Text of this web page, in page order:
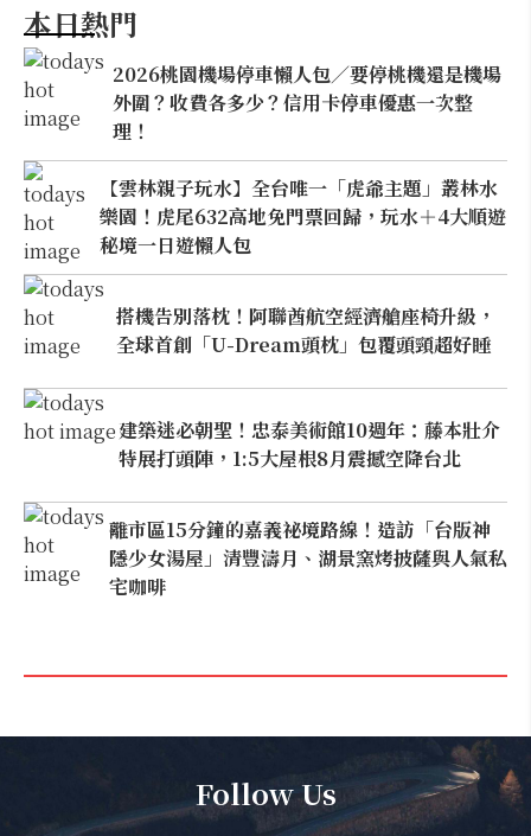
本日熱門
2026桃園機場停車懶人包／要停桃機還是機場
外圍？收費各多少？信用卡停車優惠一次整
理！
【雲林親子玩水】全台唯一「虎爺主題」叢林水
樂園！虎尾632高地免門票回歸，玩水＋4大順遊
秘境一日遊懶人包
搭機告別落枕！阿聯酋航空經濟艙座椅升級，
全球首創「U-Dream頭枕」包覆頭頸超好睡
建築迷必朝聖！忠泰美術館10週年：藤本壯介
特展打頭陣，1:5大屋根8月震撼空降台北
離市區15分鐘的嘉義祕境路線！造訪「台版神
隱少女湯屋」清豐濤月、湖景窯烤披薩與人氣私
宅咖啡
Follow Us